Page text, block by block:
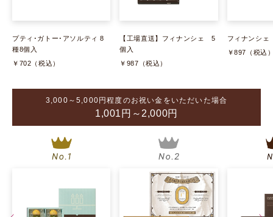
(税抜 ￥1,250)
プティ･ガトー･アソルティ 8
種8個入
￥702（税込）
【工場直送】フィナンシェ 5
個入
￥987（税込）
フィナンシ
￥897（税込
3,000～5,000円程度のお祝い金をいただいた場合
1,001円～2,000円